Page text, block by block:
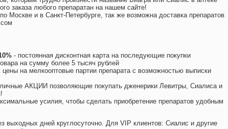
заказа любого препаратан на нашем сайте!
Москве и в Санкт-Петербурге, так же возможна доставка препаратов
- постоянная дисконтная карта на последующие покупки
на сумму более 5 тысяч рублей
на мелкооптовые партии препарата с возможностью выписки
АКЦИИ позволяющие покупать дженерики Левитры, Сиалиса и
усилия, чтобы сделать приобретение препаратов удобным
выходных дней круглосуточно. Для VIP клиентов: Сиалис и другие